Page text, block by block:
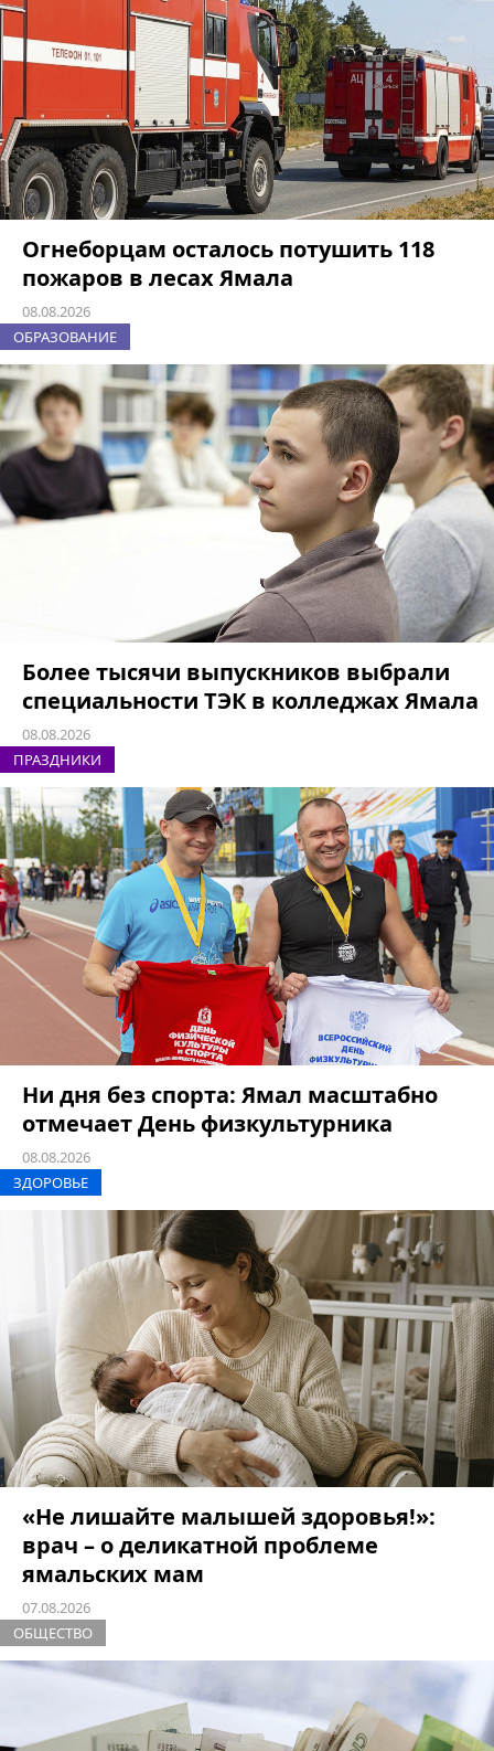
Огнеборцам осталось потушить 118
пожаров в лесах Ямала
08.08.2026
ОБРАЗОВАНИЕ
Более тысячи выпускников выбрали
специальности ТЭК в колледжах Ямала
08.08.2026
ПРАЗДНИКИ
Ни дня без спорта: Ямал масштабно
отмечает День физкультурника
08.08.2026
ЗДОРОВЬЕ
«Не лишайте малышей здоровья!»:
врач – о деликатной проблеме
ямальских мам
07.08.2026
ОБЩЕСТВО